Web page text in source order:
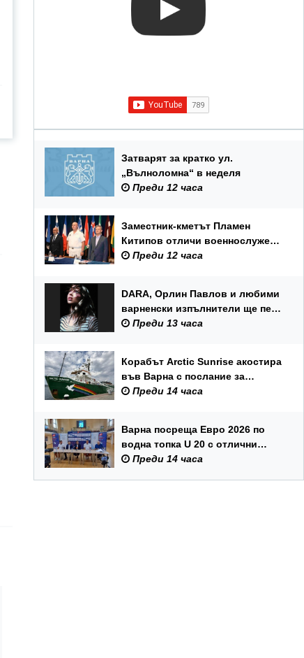
Затварят за кратко ул.
„Вълноломна“ в неделя
Преди 12 часа
Заместник-кметът Пламен
Китипов отличи военнослужещи
и цивилни служители по повод
Преди 12 часа
DARA, Орлин Павлов и любими
варненски изпълнители ще пеят
на празника на Варна
Преди 13 часа
Корабът Arctic Sunrise акостира
във Варна с послание за
опазването на Черно море
Преди 14 часа
Варна посреща Евро 2026 по
водна топка U 20 с отлични
условия на състезателните
Преди 14 часа